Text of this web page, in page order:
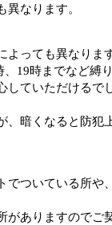
なります。
よっても異なりま
19時までなど縛
していただけるで
、暗くなると防犯
でついている所や
がありますのでご